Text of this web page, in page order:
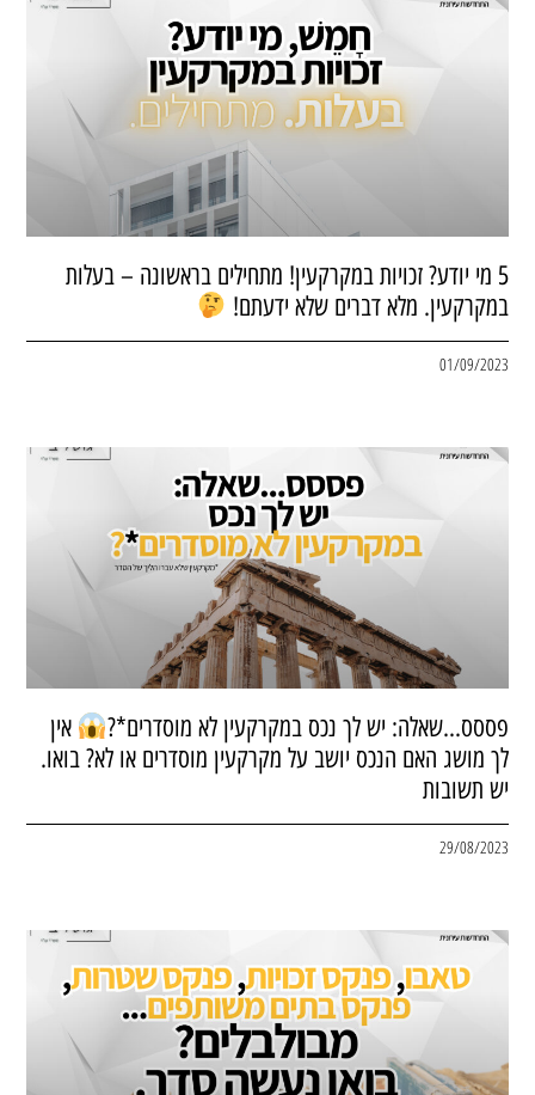
5 מי יודע? זכויות במקרקעין! מתחילים בראשונה – בעלות
במקרקעין. מלא דברים שלא ידעתם!
01/09/2023
פססס…שאלה: יש לך נכס במקרקעין לא מוסדרים*?
אין
לך מושג האם הנכס יושב על מקרקעין מוסדרים או לא? בואו.
יש תשובות
29/08/2023